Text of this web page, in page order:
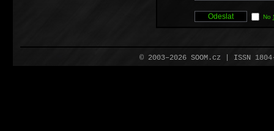
No
© 2003–2026 SOOM.cz | ISSN